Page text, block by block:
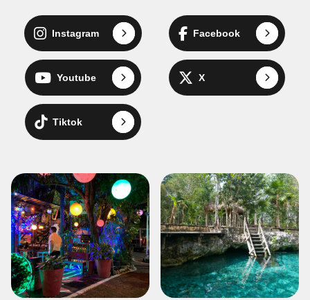
Instagram Facebook
Youtube X
Tiktok